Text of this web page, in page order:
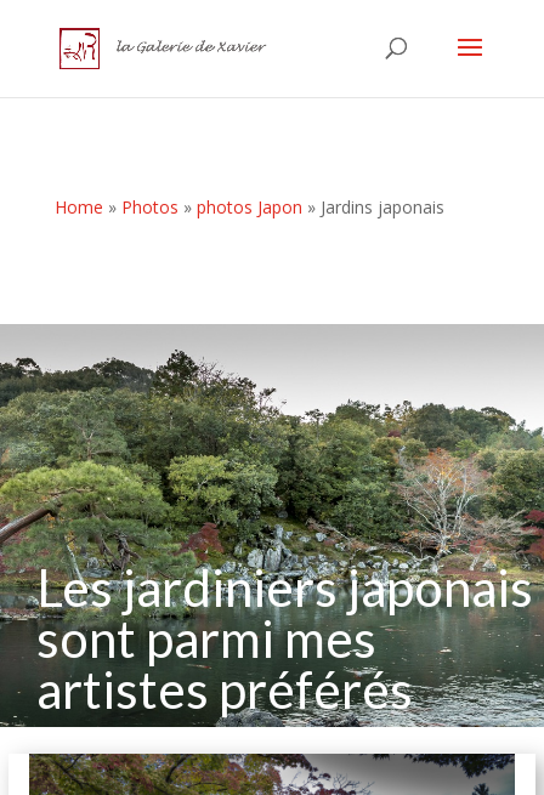
Home » Photos » photos Japon » Jardins japonais
Les jardiniers japonais
sont parmi mes
artistes préférés